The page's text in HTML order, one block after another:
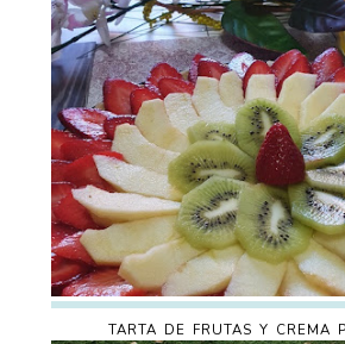
TARTA DE FRUTAS Y CREMA